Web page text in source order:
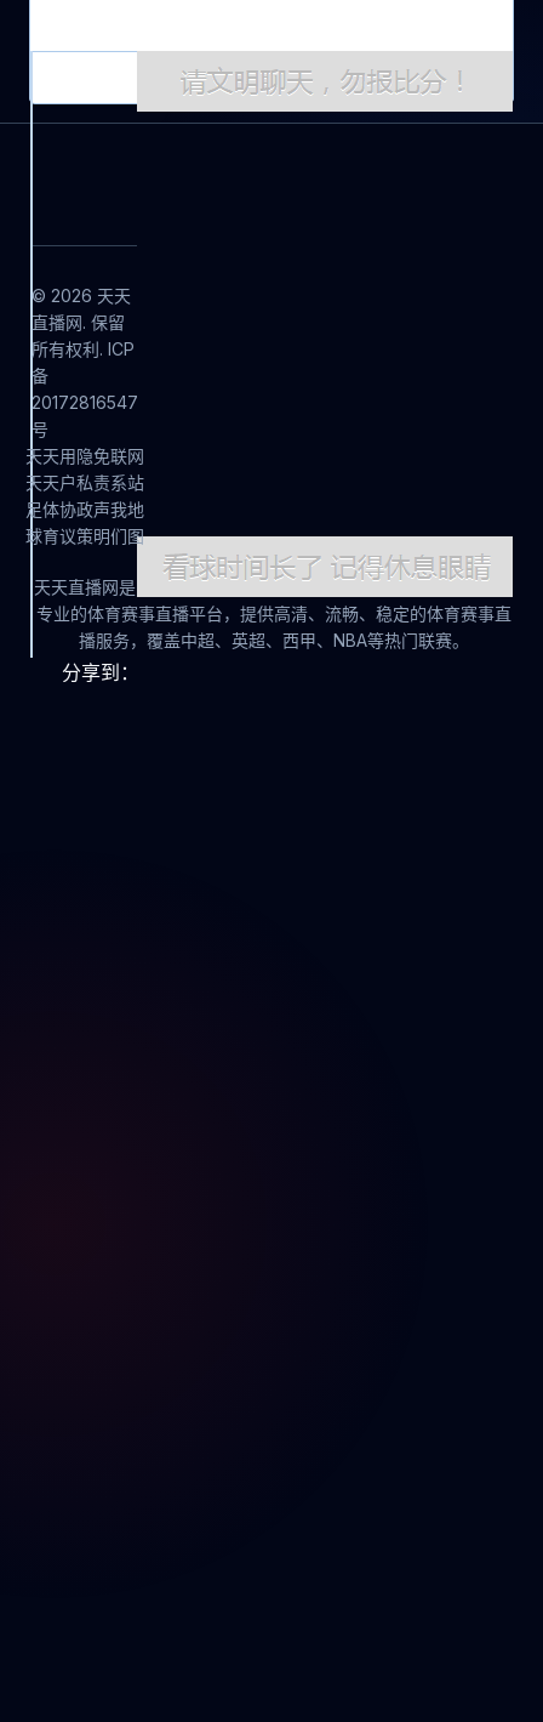
分享到：
© 2026 天天
直播网. 保留
所有权利. ICP
备
20172816547
号
天
天
足
球
天
天
体
育
用
户
协
议
隐
私
政
策
免
责
声
明
联
系
我
们
网
站
地
图
天天直播网是
专业的体育赛事直播平台，提供高清、流畅、稳定的体育赛事直
播服务，覆盖中超、英超、西甲、NBA等热门联赛。